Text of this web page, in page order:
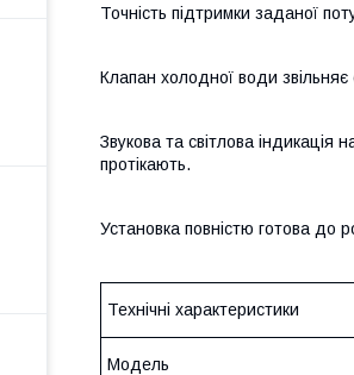
Точність підтримки заданої
Клапан холодної води
Звукова та світлова індикація
протікають.
Установка повністю готова до
Технічні характеристики
Модель